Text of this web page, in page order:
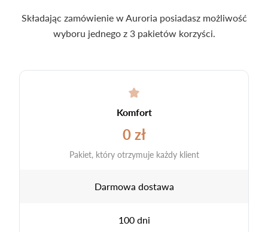
Składając zamówienie w Auroria posiadasz możliwość
wyboru jednego z 3 pakietów korzyści.
Komfort
0 zł
Pakiet, który otrzymuje każdy klient
Darmowa dostawa
100 dni